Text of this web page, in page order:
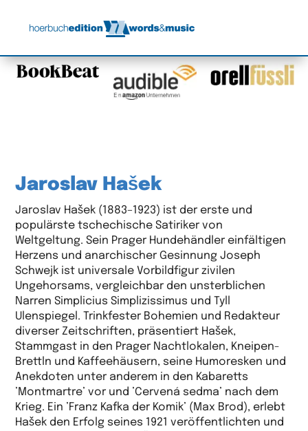
Jaroslav Hašek
Jaroslav Hašek (1883–1923) ist der erste und
populärste tschechische Satiriker von
Weltgeltung. Sein Prager Hundehändler einfältigen
Herzens und anarchischer Gesinnung Joseph
Schwejk ist universale Vorbildfigur zivilen
Ungehorsams, vergleichbar den unsterblichen
Narren Simplicius Simplizissimus und Tyll
Ulenspiegel. Trinkfester Bohemien und Redakteur
diverser Zeitschriften, präsentiert Hašek,
Stammgast in den Prager Nachtlokalen, Kneipen-
Brettln und Kaffeehäusern, seine Humoresken und
Anekdoten unter anderem in den Kabaretts
’Montmartre’ vor und ’Cervená sedma’ nach dem
Krieg. Ein ’Franz Kafka der Komik’ (Max Brod), erlebt
Hašek den Erfolg seines 1921 veröffentlichten und